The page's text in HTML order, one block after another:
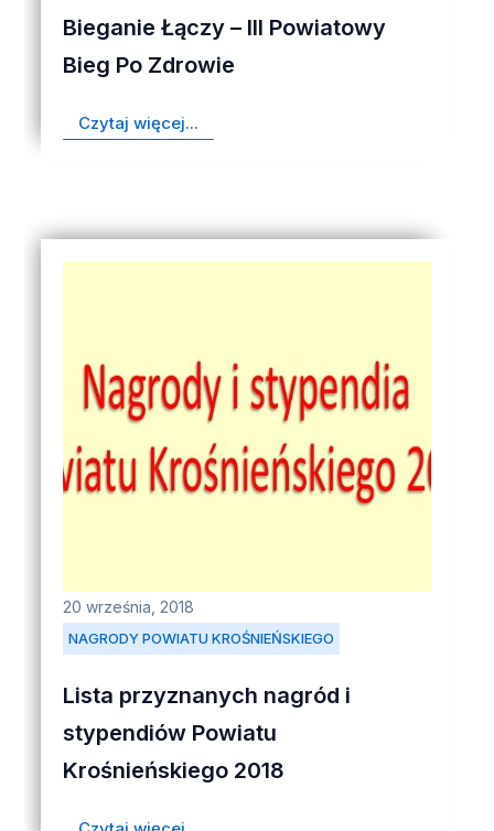
Bieganie Łączy – III Powiatowy
Bieg Po Zdrowie
Czytaj więcej...
NAGRODY POWIATU KROŚNIEŃSKIEGO
20 września, 2018
Lista przyznanych nagród i
stypendiów Powiatu
Krośnieńskiego 2018